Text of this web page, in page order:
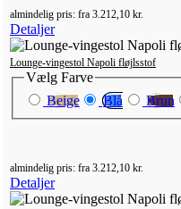
almindelig pris: fra 3.212,10 kr.
Detaljer
Lounge-vingestol Napoli fløjlsstof
Vælg Farve
Beige
Blå Brun
almindelig pris: fra 3.212,10 kr.
Detaljer